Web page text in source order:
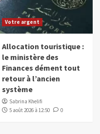
Votre argent
Allocation touristique :
le ministère des
Finances dément tout
retour à l’ancien
système
Sabrina Khelifi
5 août 2026 à 12:50
0